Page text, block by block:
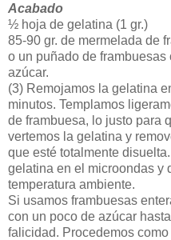
Acabado
½ hoja de gelatina (1 gr.)
85-90 gr. de mermelada de
o un puñado de
azúcar.
(3) Remojamos la gelatina
minutos. Templamos
de frambuesa, lo justo para
vertemos la gelatina y
que esté totalmente
gelatina en el microondas y
temperatura ambiente.
Si usamos frambuesas
con un poco de azúcar
falicidad. Procedemos